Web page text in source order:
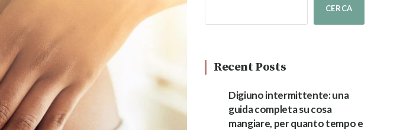
CERCA
Recent Posts
Digiuno intermittente: una
guida completa su cosa
mangiare, per quanto tempo e